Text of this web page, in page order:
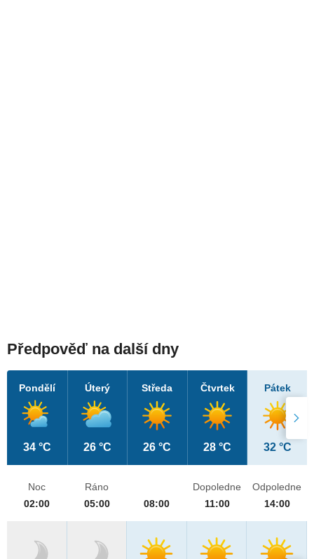
Předpověď na další dny
Pondělí
34 °C
Úterý
26 °C
Středa
26 °C
Čtvrtek
28 °C
Pátek
32 °C
Noc
02:00
Ráno
05:00
08:00
Dopoledne
11:00
Odpoledne
14:00